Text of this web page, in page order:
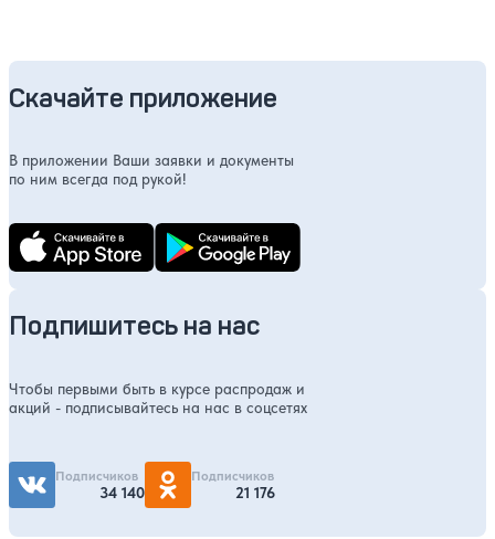
Скачайте приложение
В приложении Ваши заявки и документы
по ним всегда под рукой!
Подпишитесь на нас
Чтобы первыми быть в курсе распродаж и
акций - подписывайтесь на нас в соцсетях
Подписчиков
34 140
Подписчиков
21 176